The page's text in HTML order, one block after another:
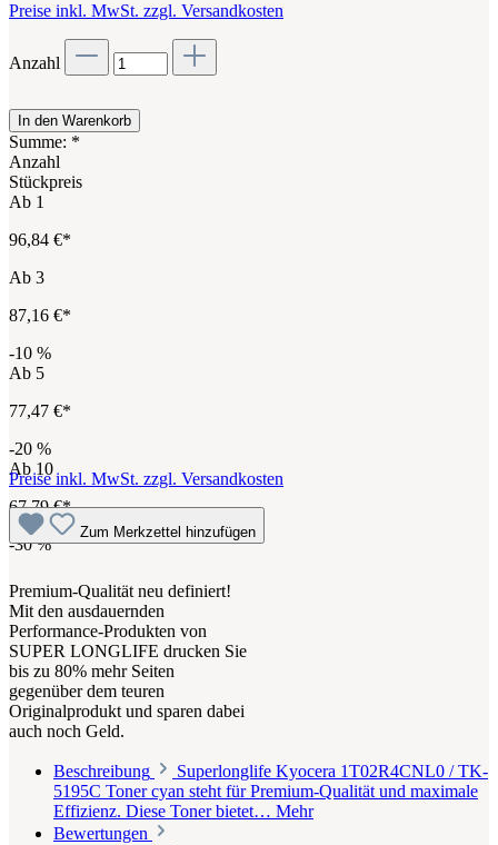
Preise inkl. MwSt. zzgl. Versandkosten
Anzahl
In den Warenkorb
Summe: *
Anzahl
Stückpreis
Ab 1
96,84 €*
Ab 3
87,16 €*
-10 %
Ab 5
77,47 €*
-20 %
Ab10
67,79 €*
-30%
Preise inkl. MwSt. zzgl. Versandkosten
Zum Merkzettel hinzufügen
Premium-Qualität neu definiert!
Mit den ausdauernden
Performance-Produkten von
SUPER LONGLIFE drucken Sie
bis zu 80% mehr Seiten
gegenüber dem teuren
Originalprodukt und sparen dabei
auch noch Geld.
Beschreibung
Superlonglife Kyocera 1T02R4CNL0 / TK-
5195C Toner cyan steht für Premium-Qualität und maximale
Effizienz. Diese Toner bietet… Mehr
Bewertungen